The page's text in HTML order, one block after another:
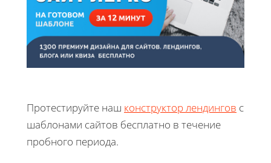
Протестируйте наш конструктор лендингов с
шаблонами сайтов бесплатно в течение
пробного периода.